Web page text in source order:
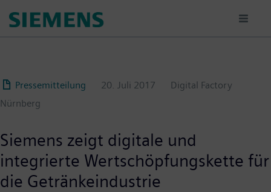
para
Pressemitteilung
20. Juli 2017
Digital Factory
Nürnberg
Siemens zeigt digitale und
integrierte Wertschöpfungskette für
die Getränkeindustrie